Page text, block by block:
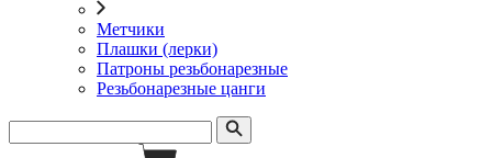
Метчики
Плашки (лерки)
Патроны резьбонарезные
Резьбонарезные цанги